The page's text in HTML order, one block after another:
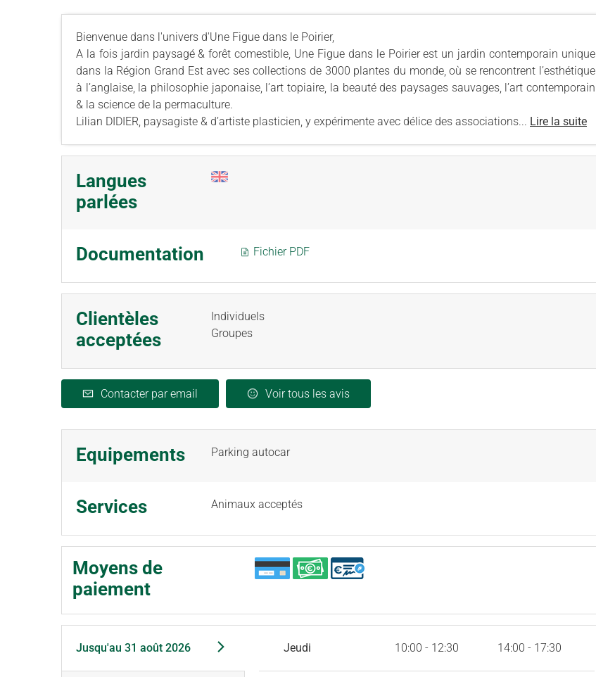
Bienvenue dans l'univers d'Une Figue dans le Poirier,
A la fois jardin paysagé & forêt comestible, Une Figue dans le Poirier est un jardin contemporain unique
dans la Région Grand Est avec ses collections de 3000 plantes du monde, où se rencontrent l’esthétique
à l’anglaise, la philosophie japonaise, l’art topiaire, la beauté des paysages sauvages, l’art contemporain
& la science de la permaculture.
Lilian DIDIER, paysagiste & d’artiste plasticien, y expérimente avec délice des associations... Lire la suite
Langues
parlées
Documentation Fichier PDF
Clientèles
acceptées
Individuels
Groupes
Contacter par email Voir tous les avis
Equipements Parking autocar
Services Animaux acceptés
Moyens de
paiement
Jusqu'au 31 août 2026 Jeudi 10:00 - 12:30 14:00 - 17:30